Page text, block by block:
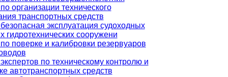
организации технического
транспортных средств
эксплуатация судоходных
гидротехнических сооружени
поверке и калибровки резервуаров
по техническому контролю и
автотранспортных средств